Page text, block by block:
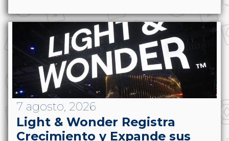
7 agosto, 2026
Light & Wonder Registra
Crecimiento y Expande sus